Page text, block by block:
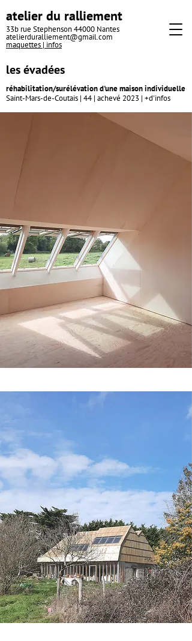
atelier du ralliement
33b rue Stephenson 44000 Nantes
atelierduralliement@gmail.com
maquettes | infos
les évadées
réhabilitation/surélévation d'une maison individuelle
Saint-Mars-de-Coutais | 44 | achevé 2023 | +d'infos